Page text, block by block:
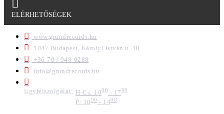
ELÉRHETŐSÉGEK
www.grundrecords.hu
1047 Budapest, Károlyi István u. 10.
+36-70 / 948-0288
info@grundrecords.hu
Ügyfélszolgálat: H-Cs: 1000 - 1700
P: 1000- 1400